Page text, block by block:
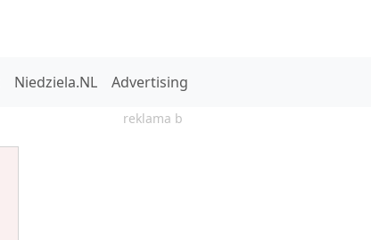
Niedziela.NL
Advertising
reklama b